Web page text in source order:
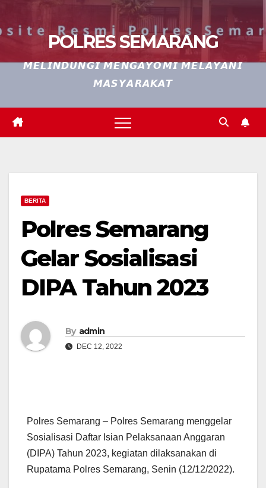
POLRES SEMARANG
𝙈𝙀𝙇𝙄𝙉𝘿𝙐𝙉𝙂𝙄 𝙈𝙀𝙉𝙂𝘼𝙔𝙊𝙈𝙄 𝙈𝙀𝙇𝘼𝙔𝘼𝙉𝙄
𝙈𝘼𝙎𝙔𝘼𝙍𝘼𝙆𝘼𝙏
BERITA
Polres Semarang
Gelar Sosialisasi
DIPA Tahun 2023
By admin
DEC 12, 2022
Polres Semarang – Polres Semarang menggelar
Sosialisasi Daftar Isian Pelaksanaan Anggaran
(DIPA) Tahun 2023, kegiatan dilaksanakan di
Rupatama Polres Semarang, Senin (12/12/2022).